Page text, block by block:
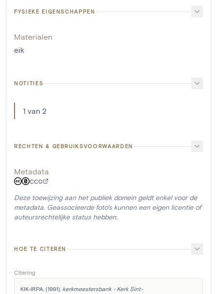
FYSIEKE EIGENSCHAPPEN
Materialen
eik
NOTITIES
1 van 2
RECHTEN & GEBRUIKSVOORWAARDEN
Metadata
CC0
Deze toewijzing aan het publiek domein geldt enkel voor de
metadata. Geassocieerde foto's kunnen een eigen licentie of
auteursrechtelijke status hebben.
HOE TE CITEREN
Citering
KIK-IRPA. (1991). kerkmeestersbank - Kerk Sint-